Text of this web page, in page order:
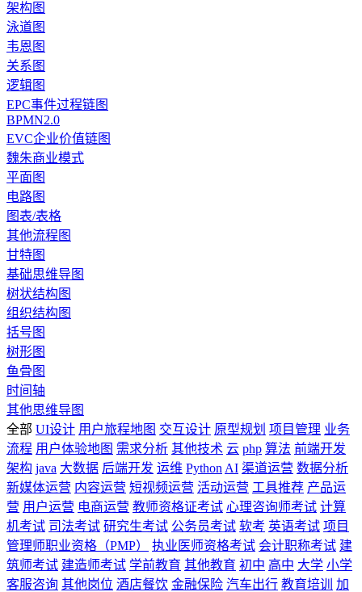
架构图
泳道图
韦恩图
关系图
逻辑图
EPC事件过程链图
BPMN2.0
EVC企业价值链图
魏朱商业模式
平面图
电路图
图表/表格
其他流程图
甘特图
基础思维导图
树状结构图
组织结构图
括号图
树形图
鱼骨图
时间轴
其他思维导图
全部 UI设计 用户旅程地图 交互设计 原型规划 项目管理 业务
流程 用户体验地图 需求分析 其他技术 云 php 算法 前端开发
架构 java 大数据 后端开发 运维 Python AI 渠道运营 数据分析
新媒体运营 内容运营 短视频运营 活动运营 工具推荐 产品运
营 用户运营 电商运营 教师资格证考试 心理咨询师考试 计算
机考试 司法考试 研究生考试 公务员考试 软考 英语考试 项目
管理师职业资格（PMP）
执业医师资格考试 会计职称考试 建
筑师考试 建造师考试 学前教育 其他教育 初中 高中 大学 小学
客服咨询 其他岗位 酒店餐饮 金融保险 汽车出行 教育培训
加